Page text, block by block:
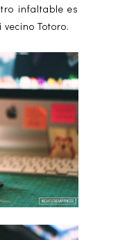
infaltable es
Totoro.